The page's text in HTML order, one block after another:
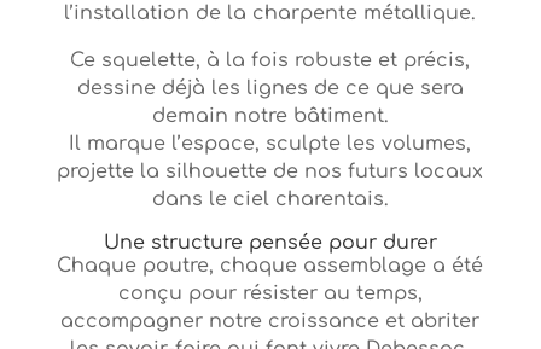
l’installation de la charpente métallique.
Ce squelette, à la fois robuste et précis,
dessine déjà les lignes de ce que sera
demain notre bâtiment.
Il marque l’espace, sculpte les volumes,
projette la silhouette de nos futurs locaux
dans le ciel charentais.
Une structure pensée pour durer
Chaque poutre, chaque assemblage a été
conçu pour résister au temps,
accompagner notre croissance et abriter